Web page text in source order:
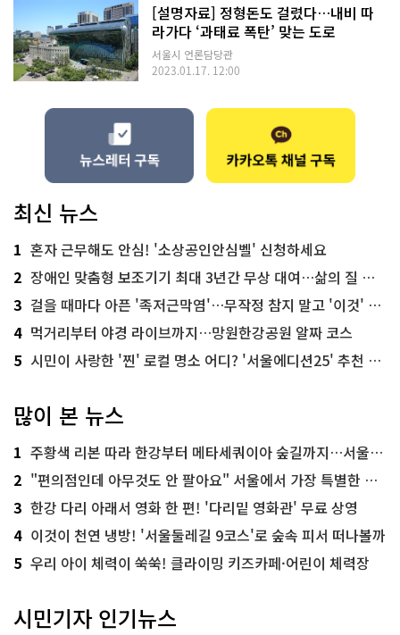
[설명자료] 정형돈도 걸렸다…내비 따
라가다 ‘과태료 폭탄’ 맞는 도로
서울시 언론담당관
2023.01.17. 12:00
최신 뉴스
1 혼자 근무해도 안심! '소상공인안심벨' 신청하세요
2 장애인 맞춤형 보조기기 최대 3년간 무상 대여…삶의 질 높인다
3 걸을 때마다 아픈 '족저근막염'…무작정 참지 말고 '이것' 해보세요!
4 먹거리부터 야경 라이브까지…망원한강공원 알짜 코스
5 시민이 사랑한 '찐' 로컬 명소 어디? '서울에디션25' 추천 코스
많이 본 뉴스
1 주황색 리본 따라 한강부터 메타세쿼이아 숲길까지…서울둘레길 15코스
2 "편의점인데 아무것도 안 팔아요" 서울에서 가장 특별한 편의점의 정체
3 한강 다리 아래서 영화 한 편! '다리밑 영화관' 무료 상영
4 이것이 천연 냉방! '서울둘레길 9코스'로 숲속 피서 떠나볼까
5 우리 아이 체력이 쑥쑥! 클라이밍 키즈카페·어린이 체력장
시민기자 인기뉴스